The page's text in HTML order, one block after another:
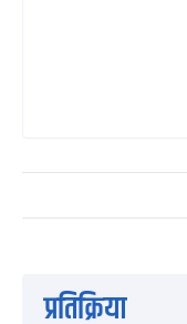
प्रतिक्रिया